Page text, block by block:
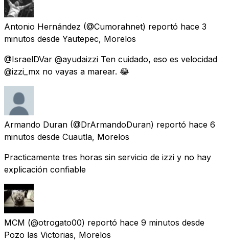
Antonio Hernández (@Cumorahnet) reportó hace 3
minutos desde Yautepec, Morelos
@IsraelDVar @ayudaizzi Ten cuidado, eso es velocidad
@izzi_mx no vayas a marear. 😂
Armando Duran (@DrArmandoDuran) reportó hace 6
minutos desde Cuautla, Morelos
Practicamente tres horas sin servicio de izzi y no hay
explicación confiable
MCM (@otrogato00) reportó hace 9 minutos desde
Pozo las Victorias, Morelos